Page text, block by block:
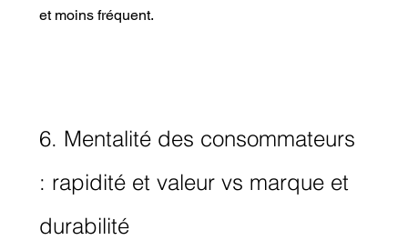
et moins fréquent.
6. Mentalité des consommateurs
: rapidité et valeur vs marque et
durabilité